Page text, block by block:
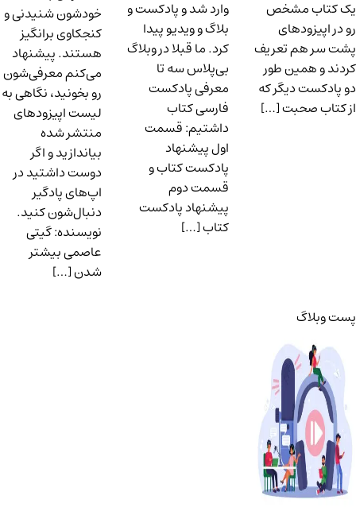
یک کتاب مشخص
رو در اپیزودهای
پشت سر هم تعریف
کردند و همین طور
دو پادکست دیگر که
از کتاب صحبت […]
وارد شد و پادکست و
بلاگ و ویدیو پیدا
کرد. ما قبلا در وبلاگ
بی‌پلاس سه تا
معرفی پادکست
فارسی کتاب
داشتیم: قسمت
اول پیشنهاد
پادکست کتاب و
قسمت دوم
پیشنهاد پادکست
کتاب […]
خودشون شنیدنی و
کنجکاوی برانگیز
هستند. پیشنهاد
می‌کنم معرفی‌شون
رو بخونید، نگاهی به
لیست اپیزودهای
منتشر شده
بیاندازید و اگر
دوست داشتید در
اپ‌های پادگیر
دنبال‌شون کنید.
نویسنده: گیتی
عاصمی بیشتر
شدن […]
پست وبلاگ